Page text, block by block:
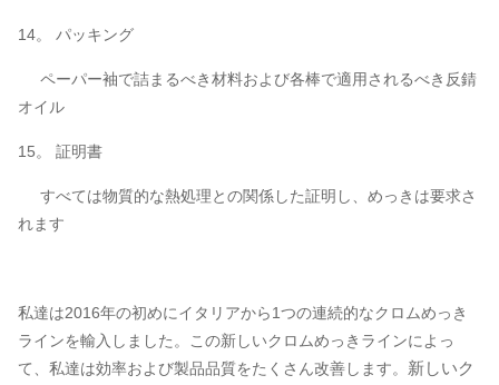
14。 パッキング
ペーパー袖で詰まるべき材料および各棒で適用されるべき反錆
オイル
15。 証明書
すべては物質的な熱処理との関係した証明し、めっきは要求さ
れます
私達は2016年の初めにイタリアから1つの連続的なクロムめっき
ラインを輸入しました。この新しいクロムめっきラインによっ
て、私達は効率および製品品質をたくさん改善します。 新しいク